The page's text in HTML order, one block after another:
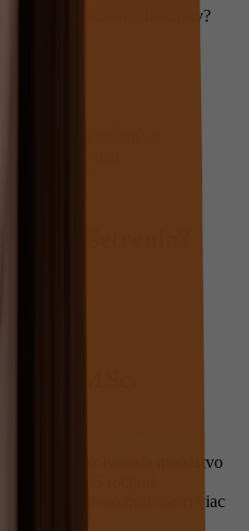
s konzumáciou 2 banánov?
vyšetrenia?
MSc.
absolvovala množstvo
S viac ako 6 ročnou
stomatológii ošetrí viac